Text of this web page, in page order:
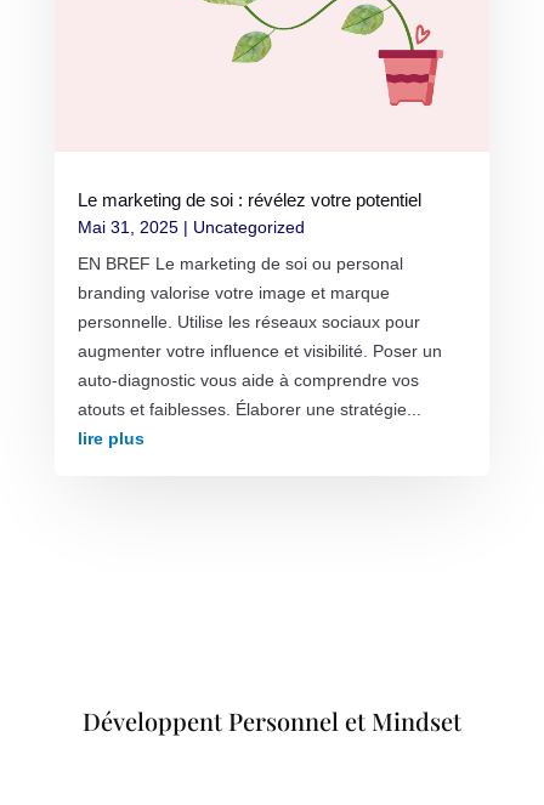
Le marketing de soi : révélez votre potentiel
Mai 31, 2025| Uncategorized
EN BREF Le marketing de soi ou personal
branding valorise votre image et marque
personnelle. Utilise les réseaux sociaux pour
augmenter votre influence et visibilité. Poser un
auto-diagnostic vous aide à comprendre vos
atouts et faiblesses. Élaborer une stratégie...
lire plus
Développent Personnel et Mindset